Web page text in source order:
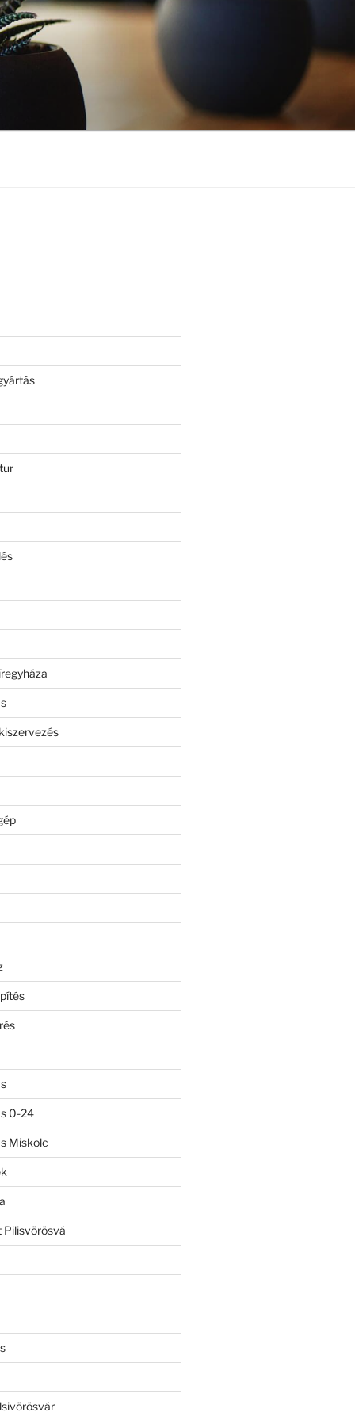
0-24
Miskolc
Pilisvörösvá